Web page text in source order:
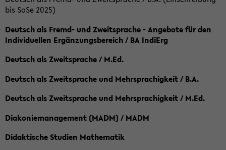
bis SoSe 2025)
Deutsch als Fremd- und Zweitsprache - Angebote für den
Individuellen Ergänzungsbereich / BA IndiErg
Deutsch als Zweitsprache / M.Ed.
Deutsch als Zweitsprache und Mehrsprachigkeit / B.A.
Deutsch als Zweitsprache und Mehrsprachigkeit / M.Ed.
Diakoniemanagement (MADM) / MADM
Didaktische Studien Mathematik